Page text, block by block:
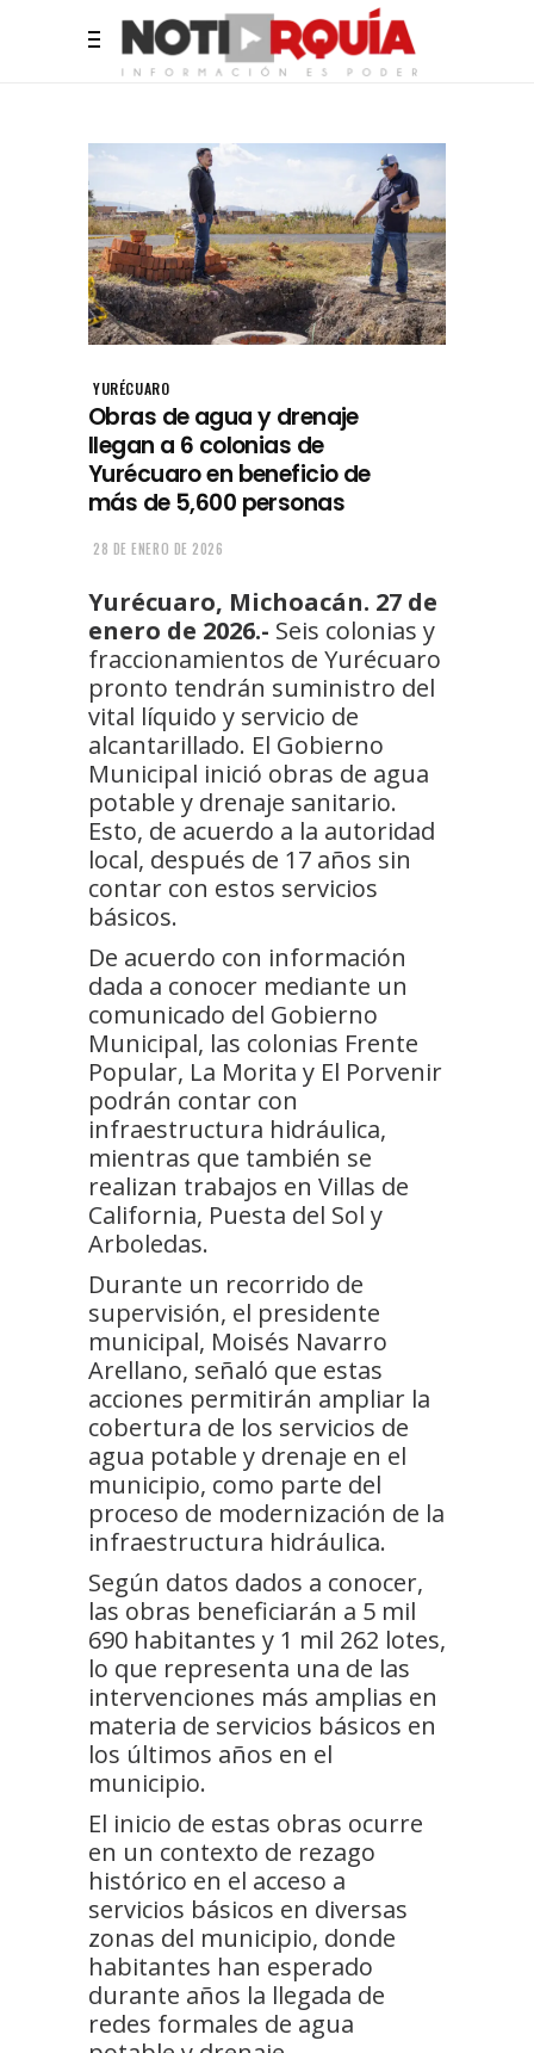
YURÉCUARO
Obras de agua y drenaje
llegan a 6 colonias de
Yurécuaro en beneficio de
más de 5,600 personas
28 DE ENERO DE 2026
Yurécuaro, Michoacán. 27 de
enero de 2026.- Seis colonias y
fraccionamientos de Yurécuaro
pronto tendrán suministro del
vital líquido y servicio de
alcantarillado. El Gobierno
Municipal inició obras de agua
potable y drenaje sanitario.
Esto, de acuerdo a la autoridad
local, después de 17 años sin
contar con estos servicios
básicos.
De acuerdo con información
dada a conocer mediante un
comunicado del Gobierno
Municipal, las colonias Frente
Popular, La Morita y El Porvenir
podrán contar con
infraestructura hidráulica,
mientras que también se
realizan trabajos en Villas de
California, Puesta del Sol y
Arboledas.
Durante un recorrido de
supervisión, el presidente
municipal, Moisés Navarro
Arellano, señaló que estas
acciones permitirán ampliar la
cobertura de los servicios de
agua potable y drenaje en el
municipio, como parte del
proceso de modernización de la
infraestructura hidráulica.
Según datos dados a conocer,
las obras beneficiarán a 5 mil
690 habitantes y 1 mil 262 lotes,
lo que representa una de las
intervenciones más amplias en
materia de servicios básicos en
los últimos años en el
municipio.
El inicio de estas obras ocurre
en un contexto de rezago
histórico en el acceso a
servicios básicos en diversas
zonas del municipio, donde
habitantes han esperado
durante años la llegada de
redes formales de agua